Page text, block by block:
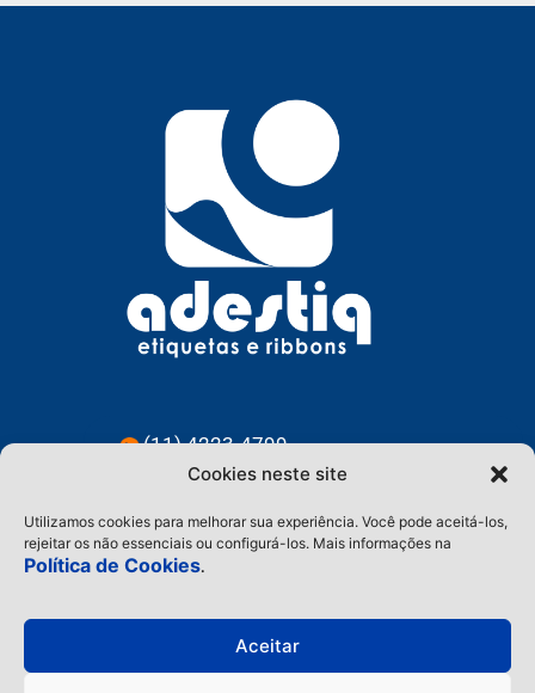
Cookies neste site
Utilizamos cookies para melhorar sua experiência. Você pode aceitá-los,
rejeitar os não essenciais ou configurá-los. Mais informações na
Política de Cookies.
Aceitar
(11) 4223-4799
(11) 91228-3583
contato@adestiq.com.br
@adestiq
Home